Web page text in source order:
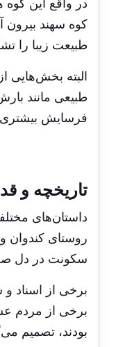
در واقع این
کوه سهند بیرون
طبیعت زیبا را
البته بخش‌هایی
طبیعی مانند
فرسایش
تاریخچه و
داستان‌های
روستای کندوان
سکونت در دل
برخی از اسناد
برخی از مردم
بودند، تصمیم